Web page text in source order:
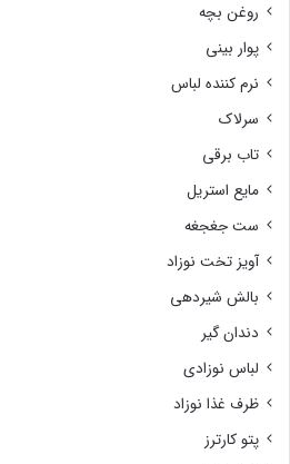
روغن بچه
پوار بینی
نرم کننده لباس
سرلاک
تاب برقی
مایع استریل
ست جغجغه
آویز تخت نوزاد
بالش شیردهی
دندان گیر
لباس نوزادی
ظرف غذا نوزاد
پتو کارترز